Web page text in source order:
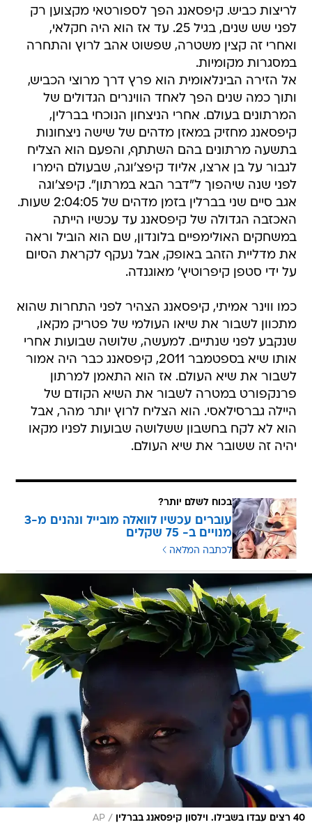
לריצות כביש. קיפסאנג הפך לספורטאי מקצוען רק
לפני שש שנים, בגיל 25. עד אז הוא היה חקלאי,
ואחרי זה קצין משטרה, שפשוט אהב לרוץ והתחרה
במסגרות מקומיות.
אל הזירה הבינלאומית הוא פרץ דרך מרוצי הכביש,
ותוך כמה שנים הפך לאחד הווינרים הגדולים של
המרתונים בעולם. אחרי הניצחון הנוכחי בברלין,
קיפסאנג מחזיק במאזן מדהים של שישה ניצחונות
בתשעה מרתונים בהם השתתף, והפעם הוא הצליח
לגבור על בן ארצו, אליוד קיפצ'וגה, שבעולם הימרו
לפני שנה שיהפוך ל"דבר הבא במרתון". קיפצ'וגה
אגב סיים שני בברלין בזמן מדהים של 2:04:05 שעות.
האכזבה הגדולה של קיפסאנג עד עכשיו הייתה
במשחקים האולימפיים בלונדון, שם הוא הוביל וראה
את מדליית הזהב באופק, אבל נעקף לקראת הסיום
על ידי סטפן קיפרוטיץ' מאוגנדה.
כמו ווינר אמיתי, קיפסאנג הצהיר לפני התחרות שהוא
מתכוון לשבור את שיאו העולמי של פטריק מקאו,
שנקבע לפני שנתיים. למעשה, שלושה שבועות אחרי
אותו שיא בספטמבר 2011, קיפסאנג כבר היה אמור
לשבור את שיא העולם. אז הוא התאמן למרתון
פרנקפורט במטרה לשבור את השיא הקודם של
היילה גברסילאסי. הוא הצליח לרוץ יותר מהר, אבל
הוא לא לקח בחשבון ששלושה שבועות לפניו מקאו
יהיה זה ששובר את שיא העולם.
בכוח לשלם יותר?
עוברים עכשיו לוואלה מובייל ונהנים מ-3
מנויים ב- 75 שקלים
לכתבה המלאה
40 רצים עבדו בשבילו. וילסון קיפסאנג בברלין /
AP